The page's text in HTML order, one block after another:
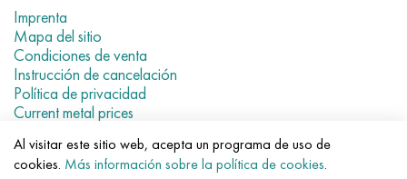
Imprenta
Mapa del sitio
Condiciones de venta
Instrucción de cancelación
Política de privacidad
Current metal prices
© 2007–2026 «Evek GmbH»
El uso de los materiales de la web sin enlaces directos para el
Al visitar este sitio web, acepta un programa de uso de
cookies. Más información sobre la política de cookies.